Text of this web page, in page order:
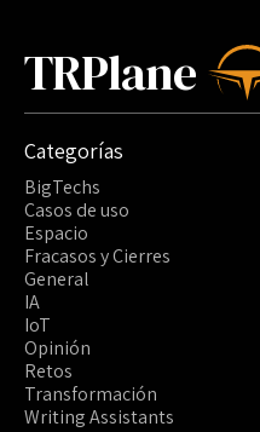
TRPlane
Categorías
BigTechs
Casos de uso
Espacio
Fracasos y Cierres
General
IA
IoT
Opinión
Retos
Transformación
Writing Assistants